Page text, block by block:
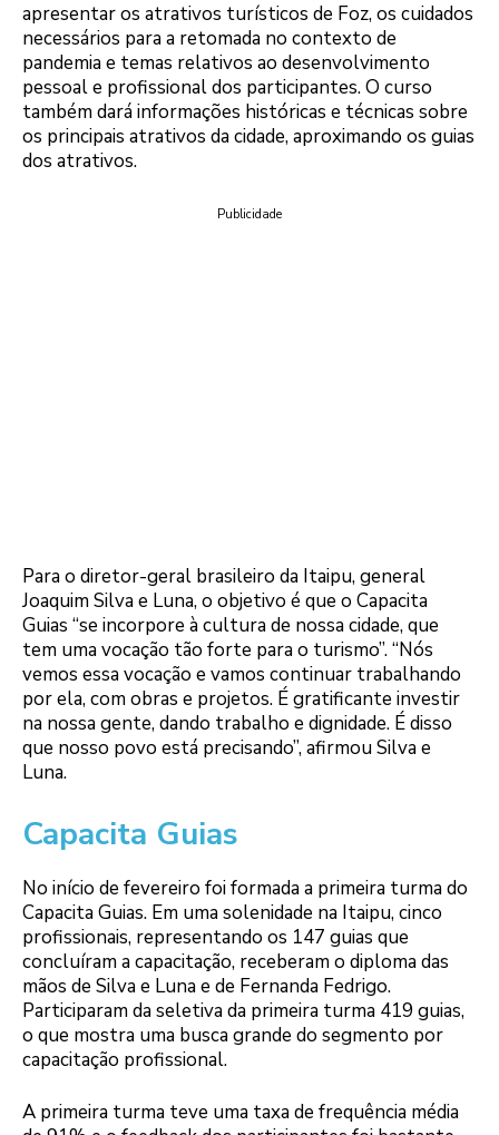
apresentar os atrativos turísticos de Foz, os cuidados
necessários para a retomada no contexto de
pandemia e temas relativos ao desenvolvimento
pessoal e profissional dos participantes. O curso
também dará informações históricas e técnicas sobre
os principais atrativos da cidade, aproximando os guias
dos atrativos.
Publicidade
Para o diretor-geral brasileiro da Itaipu, general
Joaquim Silva e Luna, o objetivo é que o Capacita
Guias “se incorpore à cultura de nossa cidade, que
tem uma vocação tão forte para o turismo”. “Nós
vemos essa vocação e vamos continuar trabalhando
por ela, com obras e projetos. É gratificante investir
na nossa gente, dando trabalho e dignidade. É disso
que nosso povo está precisando”, afirmou Silva e
Luna.
Capacita Guias
No início de fevereiro foi formada a primeira turma do
Capacita Guias. Em uma solenidade na Itaipu, cinco
profissionais, representando os 147 guias que
concluíram a capacitação, receberam o diploma das
mãos de Silva e Luna e de Fernanda Fedrigo.
Participaram da seletiva da primeira turma 419 guias,
o que mostra uma busca grande do segmento por
capacitação profissional.
A primeira turma teve uma taxa de frequência média